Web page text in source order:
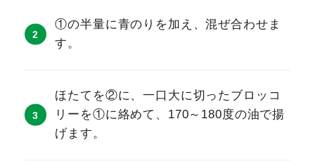
①の半量に青のりを加え、混ぜ合わせま
す。
ほたてを②に、一口大に切ったブロッコ
リーを①に絡めて、170～180度の油で揚
げます。